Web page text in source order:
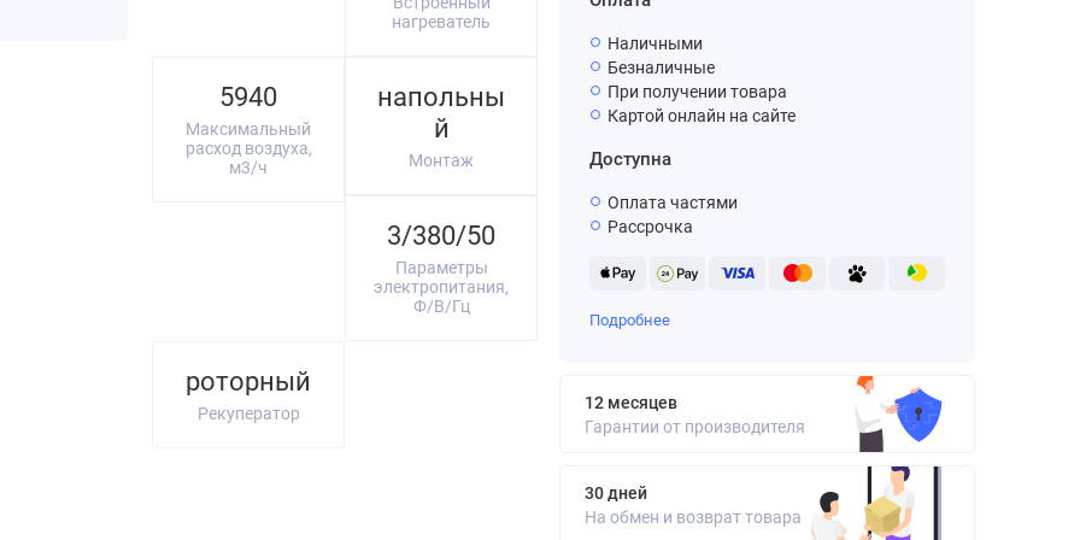
нагреватель
5940
Максимальный
расход воздуха,
м3/ч
напольны
й
Монтаж
3/380/50
Параметры
электропитания,
Ф/В/Гц
роторный
Рекуператор
Наличными
Безналичные
При получении товара
Картой онлайн на сайте
Доступна
Оплата частями
Рассрочка
Подробнее
12 месяцев
Гарантии от производителя
30 дней
На обмен и возврат товара